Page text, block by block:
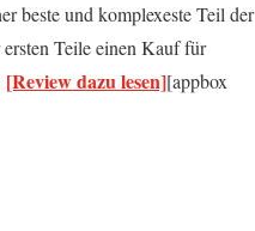
beste und komplexeste Teil der
Teile einen Kauf für
[Review dazu lesen][appbox